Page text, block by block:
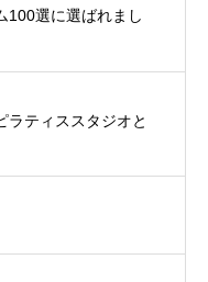
100選に選ばれまし
ラティススタジオと